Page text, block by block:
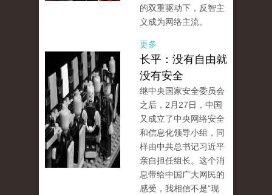
的双重驱动下，反智主
义成为网络主流。
更多
长平：没有自由就
没有安全
继中央国家安全委员会
之后，2月27日，中国
又成立了中央网络安全
和信息化领导小组，同
样由中共总书记习近平
亲自担任组长。这个消
息带给中国广大网民的
感受，我相信不是“现